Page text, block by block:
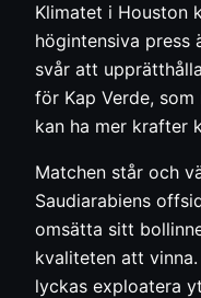
Klimatet i Houston
högintensiva press
svår att
för Kap Verde,
kan ha mer krafter
Matchen står och
Saudiarabiens
omsätta sitt
kvaliteten att
lyckas exploatera